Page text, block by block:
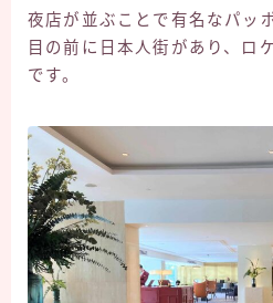
夜店が並ぶことで有名なパッ
目の前に日本人街があり、ロ
です。